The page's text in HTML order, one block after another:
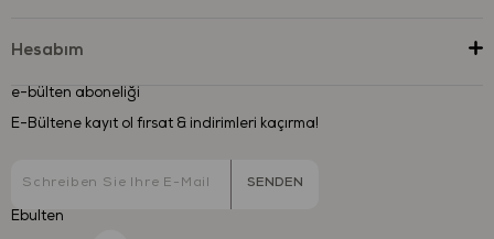
Hesabım
e-bülten aboneliği
E-Bültene kayıt ol fırsat & indirimleri kaçırma!
SENDEN
Ebulten